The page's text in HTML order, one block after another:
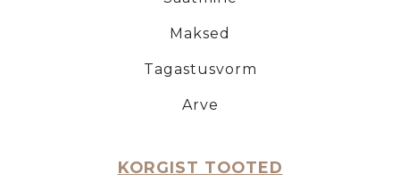
Maksed
Tagastusvorm
Arve
KORGIST TOOTED